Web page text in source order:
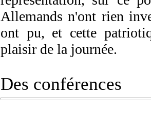
Allemands n'ont rien
ont pu, et cette
plaisir de la journée.
Des conférences